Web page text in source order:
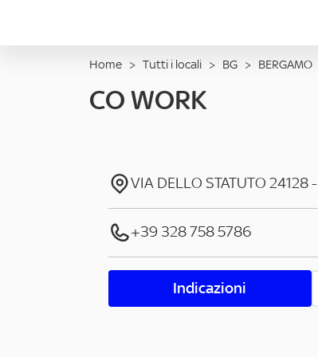
Home > Tutti i locali > BG > BERGAMO
CO WORK
VIA DELLO STATUTO 24128-
+39 328 758 5786
Indicazioni